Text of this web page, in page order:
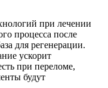
при лечении
процесса после
для регенерации.
ускорит
при переломе,
будут